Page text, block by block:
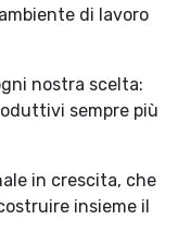
di lavoro
nostra scelta:
sempre più
in crescita, che
insieme il